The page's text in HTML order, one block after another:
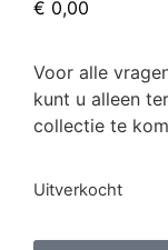
€ 0,00
Voor alle
kunt u alleen
collectie te
Uitverkocht